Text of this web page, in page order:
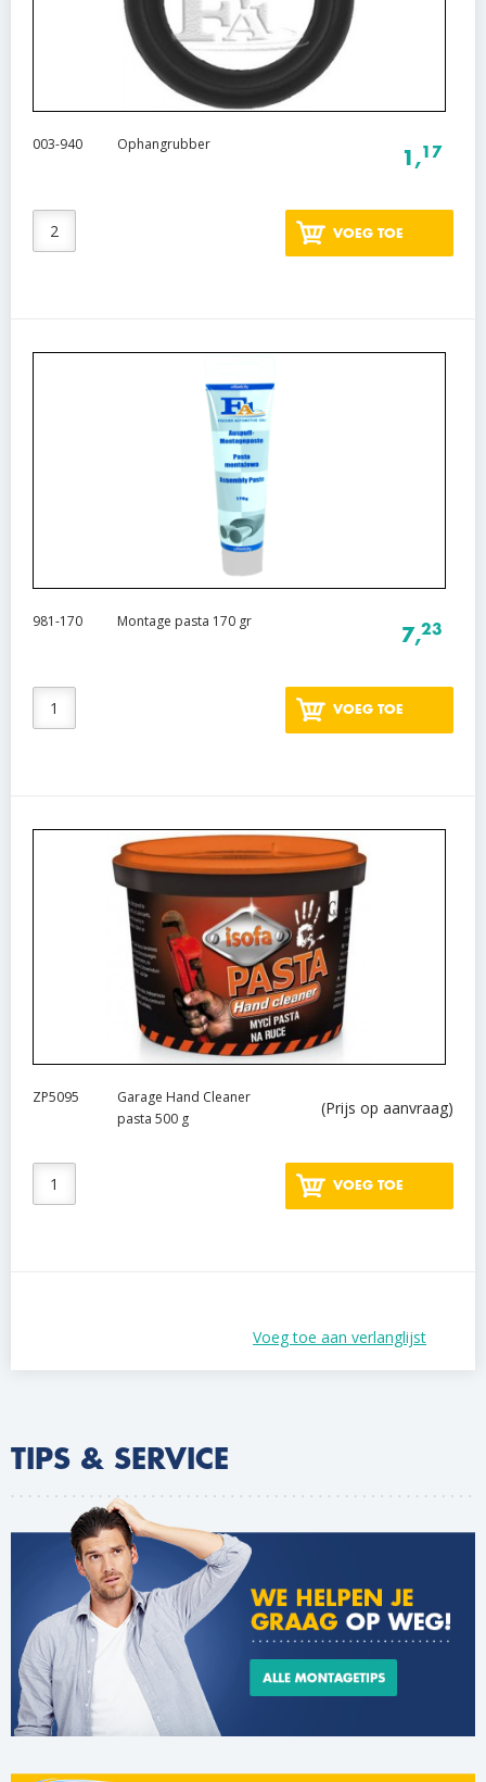
003-940 Ophangrubber
1,17
VOEG TOE
981-170 Montage pasta 170 gr
7,23
VOEG TOE
ZP5095
Garage Hand Cleaner
pasta 500 g
(Prijs op aanvraag)
VOEG TOE
Voeg toe aan verlanglijst
TIPS & SERVICE